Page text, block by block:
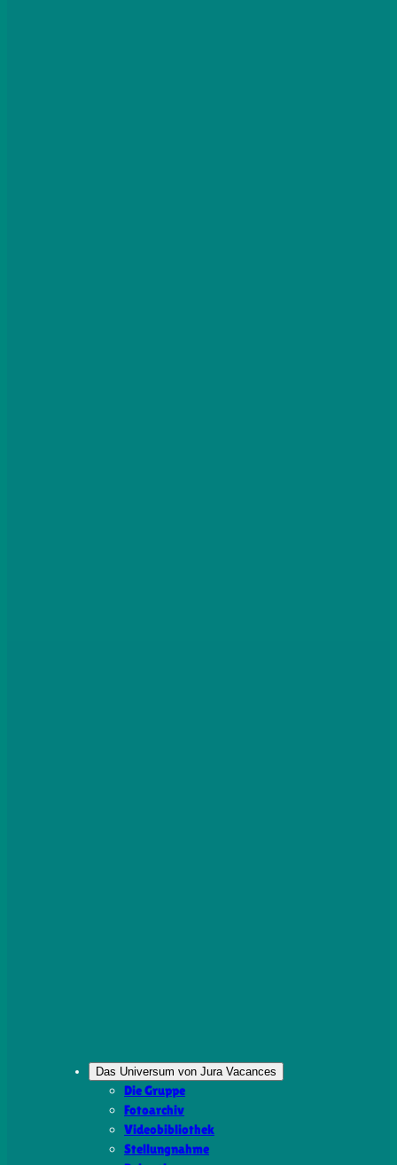
Das Universum von Jura Vacances
Die Gruppe
Fotoarchiv
Videobibliothek
Stellungnahme